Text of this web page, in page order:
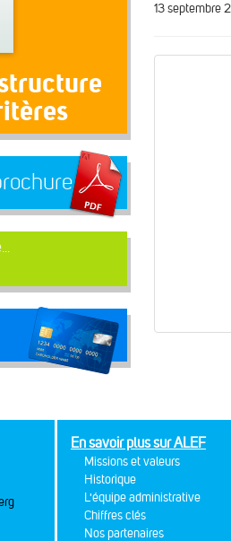
13 septembre
En savoir plus sur ALEF
Missions et valeurs
Historique
L'équipe administrative
Chiffres clés
Nos partenaires